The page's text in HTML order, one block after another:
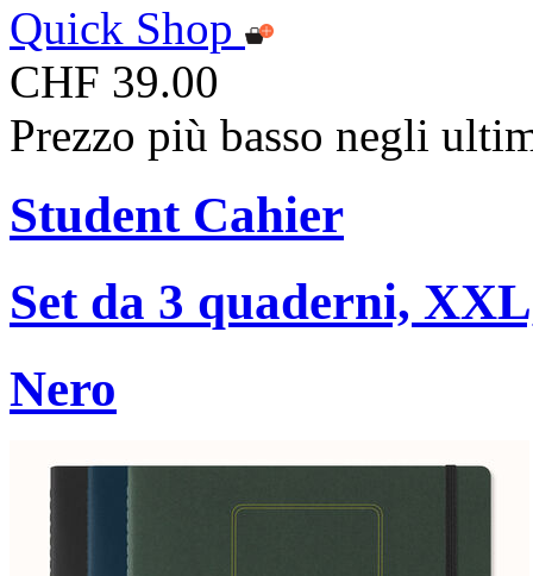
Quick Shop
CHF 39.00
Prezzo più basso negli
Student Cahier
Set da 3 quaderni,
Nero